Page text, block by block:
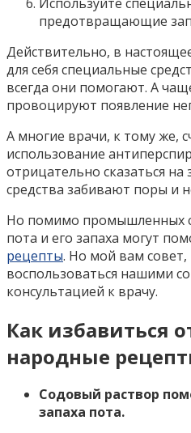
предотвращающие
Действительно, в
для себя специальные
всегда они помогают. А
провоцируют появление
А многие врачи, к тому же,
использование
отрицательно сказаться на
средства забивают поры и
Но помимо промышленных
пота и его запаха могут
рецепты. Но мой вам
воспользоваться нашими
консультацией к врачу.
Как избавиться
народные
Содовый раствор
запаха пота.